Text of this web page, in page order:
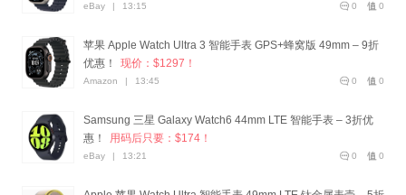
0
0
eBay | 13:15
苹果 Apple Watch Ultra 3 智能手表 GPS+蜂窝版 49mm – 9折
优惠！
现价：$1297！
0
0
Amazon | 13:45
Samsung 三星 Galaxy Watch6 44mm LTE 智能手表 – 3折优
惠！
用码后只要：$174！
0
0
eBay | 13:21